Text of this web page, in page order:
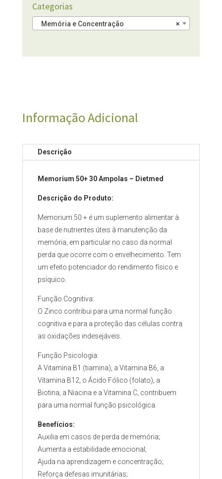
Categorias
×
Memória e Concentração
Informação Adicional
Descrição
Memorium 50+ 30 Ampolas – Dietmed
Descrição do Produto:
Memorium 50 + é um suplemento alimentar à
base de nutrientes úteis à manutenção da
memória, em particular no caso da normal
perda que ocorre com o envelhecimento. Tem
um efeito potenciador do rendimento físico e
psíquico.
Função Cognitiva:
O Zinco contribui para uma normal função
cognitiva e para a proteção das células contra
as oxidações indesejáveis.
Função Psicologia:
A Vitamina B1 (tiamina), a Vitamina B6, a
Vitamina B12, o Ácido Fólico (folato), a
Biotina, a Niacina e a Vitamina C, contribuem
para uma normal função psicológica.
Benefícios:
Auxilia em casos de perda de memória;
Aumenta a estabilidade emocional;
Ajuda na aprendizagem e concentração;
Reforça defesas imunitárias;